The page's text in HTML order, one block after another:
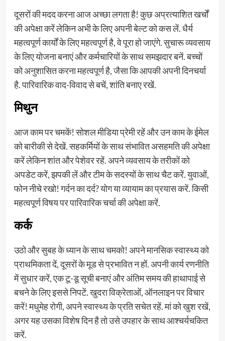
दूसरों की मदद करना आज अच्छा लगता है! कुछ अप्रत्याशित खर्चों
की अपेक्षा करें लेकिन अभी के लिए अपनी बेल्ट को कस लें. धैर्य
महत्वपूर्ण कार्यों के लिए महत्वपूर्ण है, वे पूरा हो जाएंगे. सुचारू व्यवसाय
के लिए योजना बनाएं और कर्मचारियों के साथ समझदार बनें. बच्चों
को अनुशासित करना महत्वपूर्ण है, जैसा कि आपकी अपनी दिनचर्या
है. पारिवारिक वाद-विवाद से बचें, शांति बनाए रखें.
मिथुन
आज काम पर चमकें! सोशल मीडिया प्रेमी रहें और उन काम के ईमेल
को बारीकी से देखें. सहकर्मियों के साथ संभावित असहमति की अपेक्षा
करें लेकिन शांत और पेशेवर रहें. अपने व्यवसाय के तरीकों को
अपडेट करें, झपकी लें और टीम के सदस्यों के साथ चैट करें. युवाओं,
फोन नीचे रखो! गर्दन का दर्द? योग या व्यायाम का प्रयास करें. किसी
महत्वपूर्ण विषय पर पारिवारिक चर्चा की अपेक्षा करें.
कर्क
उठो और सुबह के ध्यान के साथ चमको! अपने मानसिक स्वास्थ्य को
प्राथमिकता दें, दूसरों के मूड से प्रभावित न हों. अपनी कार्य रणनीति
में सुधार करें, एक टू-डू सूची बनाएं और अंतिम समय की हाथापाई से
बचने के लिए इससे निपटें. खुदरा विक्रेताओं, ऑनलाइन पर विचार
करें! मधुमेह रोगी, अपने स्वास्थ्य के प्रति सचेत रहें. मां को खुश रखें,
अगर यह उसका विशेष दिन है तो उसे उपहार के साथ आश्चर्यचकित
करें.